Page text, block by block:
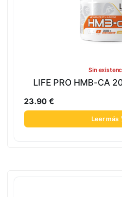
Sin
LIFE PRO HMB-CA
23.90€
Leer más